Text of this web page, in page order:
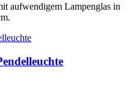
aufwendigem Lampenglas in